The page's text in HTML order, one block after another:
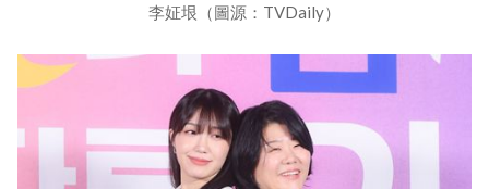
李姃垠（圖源：TVDaily）